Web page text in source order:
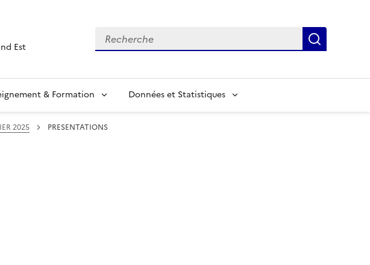
Est
Recherche
& Formation Données et Statistiques
2025 PRESENTATIONS